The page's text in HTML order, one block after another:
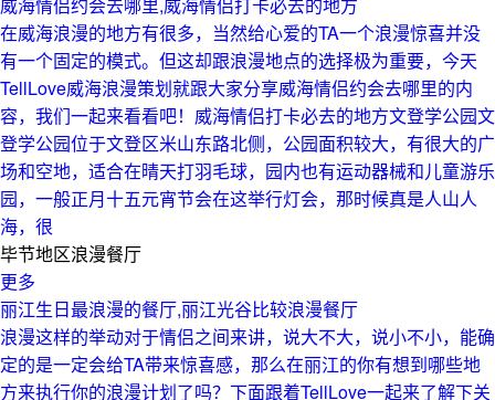
威海情侣约会去哪里,威海情侣打卡必去的地方
在威海浪漫的地方有很多，当然给心爱的TA一个浪漫惊喜并没
有一个固定的模式。但这却跟浪漫地点的选择极为重要，今天
TellLove威海浪漫策划就跟大家分享威海情侣约会去哪里的内
容，我们一起来看看吧！威海情侣打卡必去的地方文登学公园文
登学公园位于文登区米山东路北侧，公园面积较大，有很大的广
场和空地，适合在晴天打羽毛球，园内也有运动器械和儿童游乐
园，一般正月十五元宵节会在这举行灯会，那时候真是人山人
海，很
毕节地区浪漫餐厅
更多
丽江生日最浪漫的餐厅,丽江光谷比较浪漫餐厅
浪漫这样的举动对于情侣之间来讲，说大不大，说小不小，能确
定的是一定会给TA带来惊喜感，那么在丽江的你有想到哪些地
方来执行你的浪漫计划了吗？下面跟着TellLove一起来了解下关